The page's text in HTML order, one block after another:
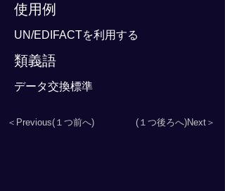
使用例
UN/EDIFACTを利用する
類義語
データ交換標準
＜Previous(１つ前へ) (１つ後ろへ)Next＞